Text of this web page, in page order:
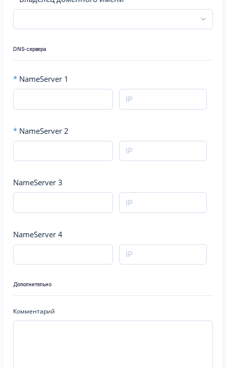
DNS-сервера
* NameServer 1
* NameServer 2
NameServer 3
NameServer 4
Дополнительно
Комментарий